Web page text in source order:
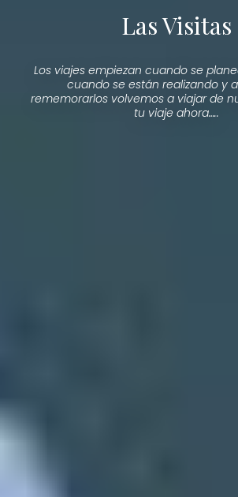
Las Visitas
Los viajes empiezan cuando se
cuando se están realizando y
rememorarlos volvemos a viajar de
tu viaje ahora…..